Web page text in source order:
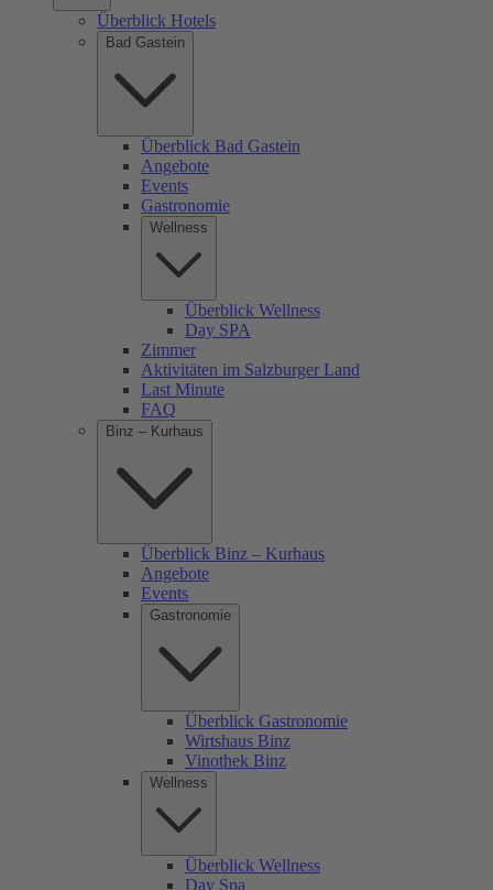
Überblick Hotels
Bad Gastein
Überblick Bad Gastein
Angebote
Events
Gastronomie
Wellness
Überblick Wellness
Day SPA
Zimmer
Aktivitäten im Salzburger Land
Last Minute
FAQ
Binz – Kurhaus
Überblick Binz – Kurhaus
Angebote
Events
Gastronomie
Überblick Gastronomie
Wirtshaus Binz
Vinothek Binz
Wellness
Überblick Wellness
Day Spa